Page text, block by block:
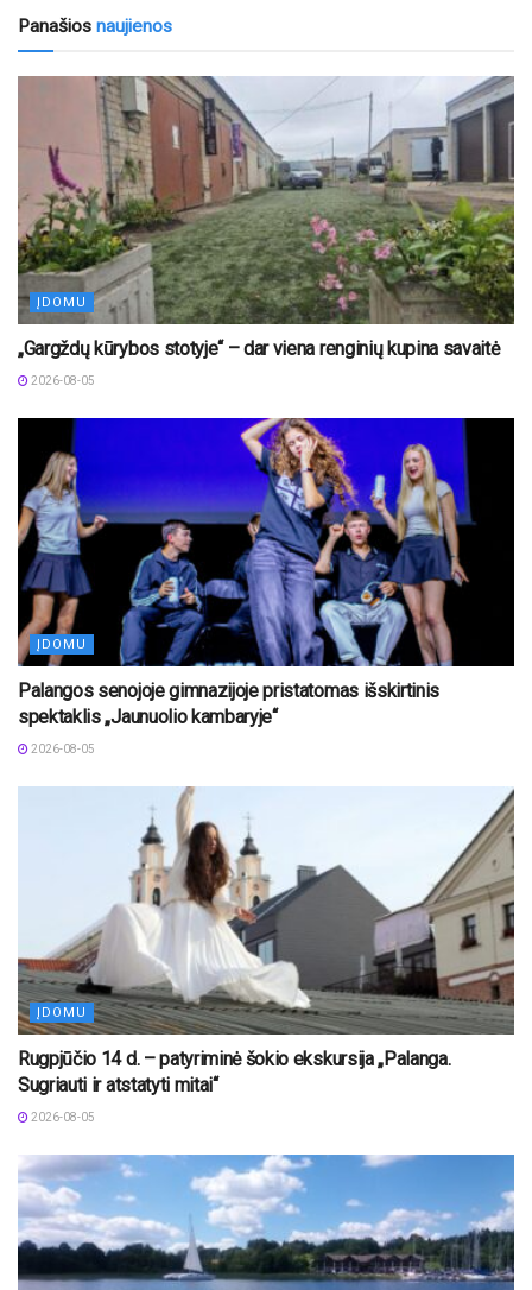
Panašios naujienos
ĮDOMU
„Gargždų kūrybos stotyje“ – dar viena renginių kupina savaitė
2026-08-05
ĮDOMU
Palangos senojoje gimnazijoje pristatomas išskirtinis
spektaklis „Jaunuolio kambaryje“
2026-08-05
ĮDOMU
Rugpjūčio 14 d. – patyriminė šokio ekskursija „Palanga.
Sugriauti ir atstatyti mitai“
2026-08-05